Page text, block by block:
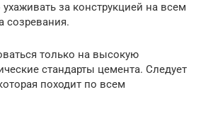
за конструкцией на всем
созревания.
только на высокую
стандарты цемента. Следует
походит по всем